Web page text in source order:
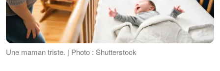
Une maman triste. | Photo : Shutterstock